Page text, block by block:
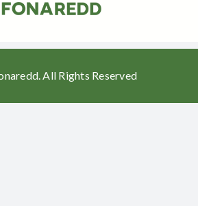
All Rights Reserved